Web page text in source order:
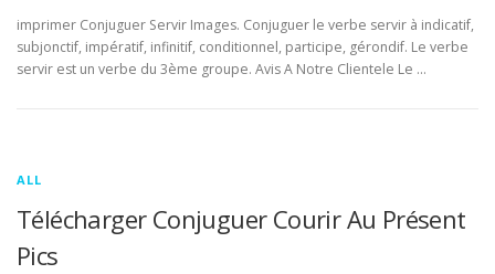
imprimer Conjuguer Servir Images. Conjuguer le verbe servir à indicatif,
subjonctif, impératif, infinitif, conditionnel, participe, gérondif. Le verbe
servir est un verbe du 3ème groupe. Avis A Notre Clientele Le …
ALL
Télécharger Conjuguer Courir Au Présent
Pics